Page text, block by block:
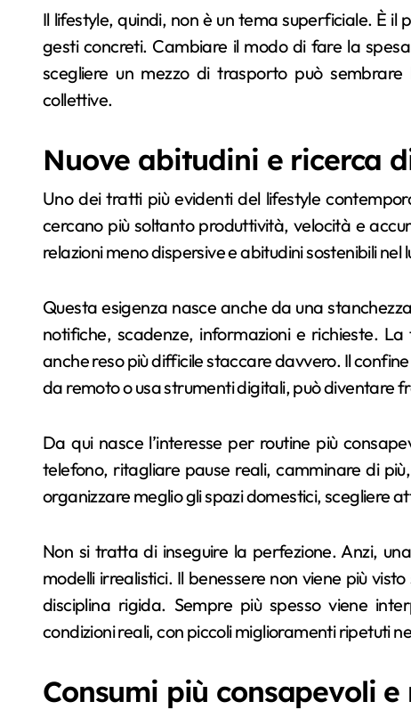
Il lifestyle, quindi, non è un tema superficiale. È
gesti concreti. Cambiare il modo di fare la
scegliere un mezzo di trasporto può
collettive.
Nuove abitudini e ricerca
Uno dei tratti più evidenti del lifestyle
cercano più soltanto produttività, velocità e
relazioni meno dispersive e abitudini sostenibili nel
Questa esigenza nasce anche da una
notifiche, scadenze, informazioni e richieste.
anche reso più difficile staccare davvero. Il
da remoto o usa strumenti digitali, può diventare
Da qui nasce l’interesse per routine più
telefono, ritagliare pause reali, camminare di
organizzare meglio gli spazi domestici, scegliere
Non si tratta di inseguire la perfezione. Anzi,
modelli irrealistici. Il benessere non viene più
disciplina rigida. Sempre più spesso viene
condizioni reali, con piccoli miglioramenti ripetuti
Consumi più consapevoli